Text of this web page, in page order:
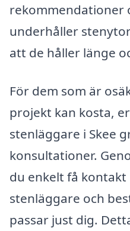
rekommendationer
underhåller
att de håller länge
För dem som är
projekt kan kosta,
stenläggare i Skee
konsultationer.
du enkelt få kontakt
stenläggare och
passar just dig.